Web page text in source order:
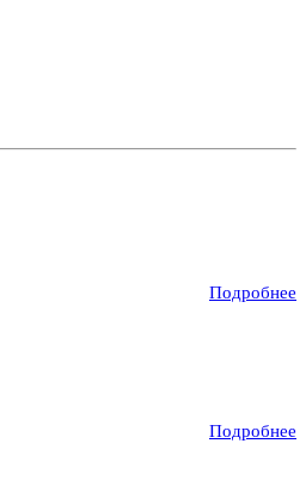
Подробнее
Подробнее